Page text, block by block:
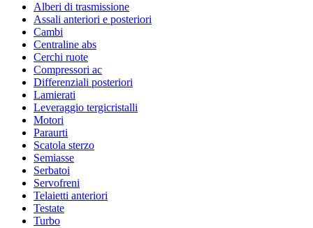
Alberi di trasmissione
Assali anteriori e posteriori
Cambi
Centraline abs
Cerchi ruote
Compressori ac
Differenziali posteriori
Lamierati
Leveraggio tergicristalli
Motori
Paraurti
Scatola sterzo
Semiasse
Serbatoi
Servofreni
Telaietti anteriori
Testate
Turbo